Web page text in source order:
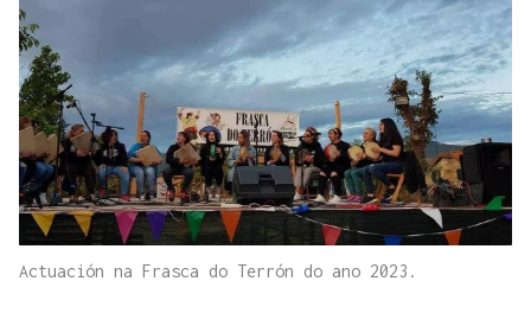
Actuación na Frasca do Terrón do ano 2023.